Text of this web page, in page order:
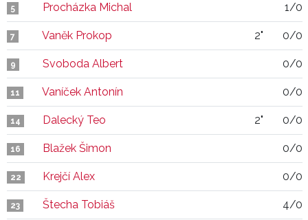
5 Procházka Michal 1/0
7 Vaněk Prokop 2" 0/0
9 Svoboda Albert 0/0
11 Vaníček Antonín 0/0
14 Dalecký Teo 2" 0/0
16 Blažek Šimon 0/0
22 Krejčí Alex 0/0
23 Štecha Tobiáš 4/0